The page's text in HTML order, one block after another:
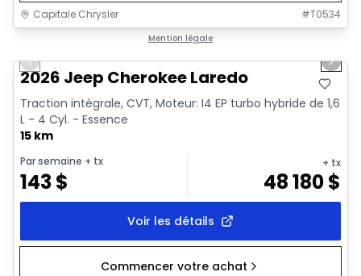
Capitale Chrysler #T0534
Mention légale
Previous slide Next
2026 Jeep Cherokee Laredo
Traction intégrale, CVT, Moteur: I4 EP turbo hybride de 1,6
L - 4 Cyl. - Essence
15 km
Par semaine + tx
143$
+ tx
48 180$
Voir les détails
Commencer votre achat